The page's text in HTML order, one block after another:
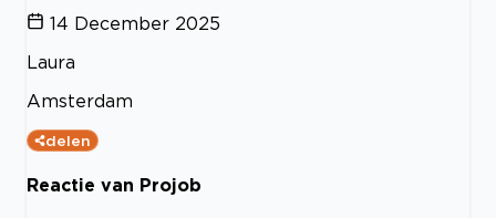
14 December 2025
Laura
Amsterdam
delen
Reactie van Projob